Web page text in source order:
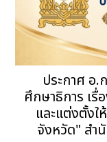
ประกาศ อ
ศึกษาธิการ เรื่
และแต่งตั้ง
จังหวัด" สำ